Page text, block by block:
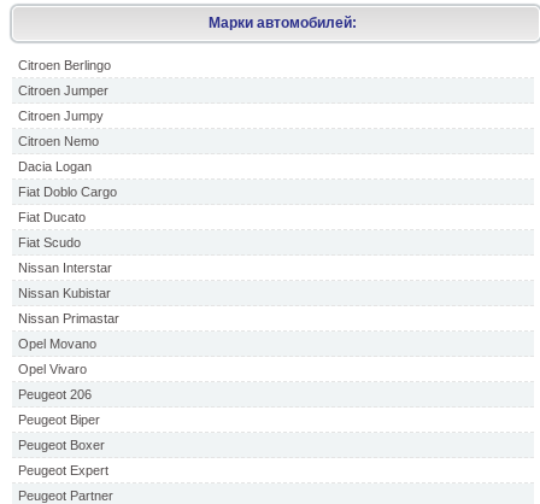
Марки автомобилей:
Citroen Berlingo
Citroen Jumper
Citroen Jumpy
Citroen Nemo
Dacia Logan
Fiat Doblo Cargo
Fiat Ducato
Fiat Scudo
Nissan Interstar
Nissan Kubistar
Nissan Primastar
Opel Movano
Opel Vivaro
Peugeot 206
Peugeot Biper
Peugeot Boxer
Peugeot Expert
Peugeot Partner